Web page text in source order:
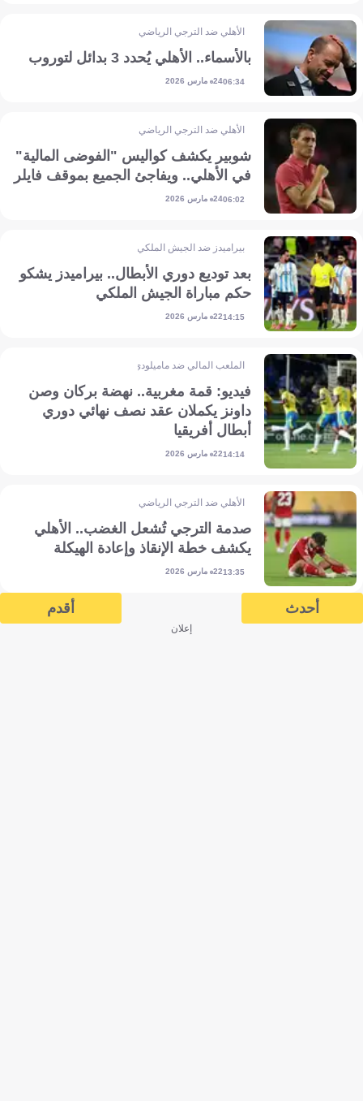
الأهلي ضد الترجي الرياضي
بالأسماء.. الأهلي يُحدد 3 بدائل لتوروب
06:3424 مارس 2026
الأهلي ضد الترجي الرياضي
شوبير يكشف كواليس "الفوضى المالية"
في الأهلي.. ويفاجئ الجميع بموقف فايلر
06:0224 مارس 2026
بيراميدز ضد الجيش الملكي
بعد توديع دوري الأبطال.. بيراميدز يشكو
حكم مباراة الجيش الملكي
14:1522 مارس 2026
الملعب المالي ضد ماميلودي صن داونز
فيديو: قمة مغربية.. نهضة بركان وصن
داونز يكملان عقد نصف نهائي دوري
أبطال أفريقيا
14:1422 مارس 2026
الأهلي ضد الترجي الرياضي
صدمة الترجي تُشعل الغضب.. الأهلي
يكشف خطة الإنقاذ وإعادة الهيكلة
13:3522 مارس 2026
أحدث أقدم
إعلان